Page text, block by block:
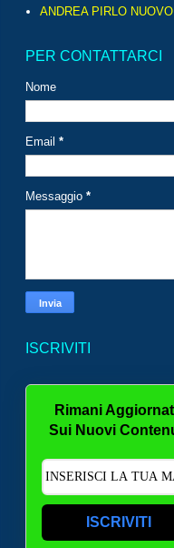
ANDREA PIRLO
PER CONTATTARCI
Nome
Email *
Messaggio *
ISCRIVITI
Rimani
Sui Nuovi
ISCRIVITI